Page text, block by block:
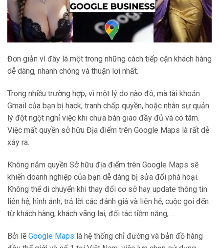
Đơn giản vì đây là một trong những cách tiếp cận khách hàng
dễ dàng, nhanh chóng và thuận lợi nhất.
Trong nhiều trường hợp, vì một lý do nào đó, mà tài khoản
Gmail của bạn bị hack, tranh chấp quyền, hoặc nhân sự quản
lý đột ngột nghỉ việc khi chưa bàn giao đầy đủ và có tâm.
Việc mất quyền sở hữu Địa điểm trên Google Maps là rất dễ
xảy ra.
Không nắm quyền Sở hữu địa điểm trên Google Maps sẽ
khiến doanh nghiệp của bạn dễ dàng bị sửa đổi phá hoại.
Không thể di chuyển khi thay đổi cơ sở hay update thông tin
liên hệ, hình ảnh; trả lời các đánh giá và liên hệ, cuộc gọi đến
từ khách hàng, khách vãng lai, đối tác tiềm năng, …
Bởi lẽ Google Maps là hệ thống chỉ đường và bản đồ hàng